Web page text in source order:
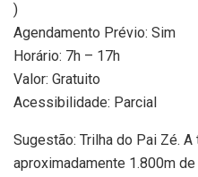
)
Agendamento Prévio: Sim
Horário: 7h – 17h
Valor: Gratuito
Acessibilidade: Parcial
Sugestão: Trilha do Pai Zé.
aproximadamente 1.800m